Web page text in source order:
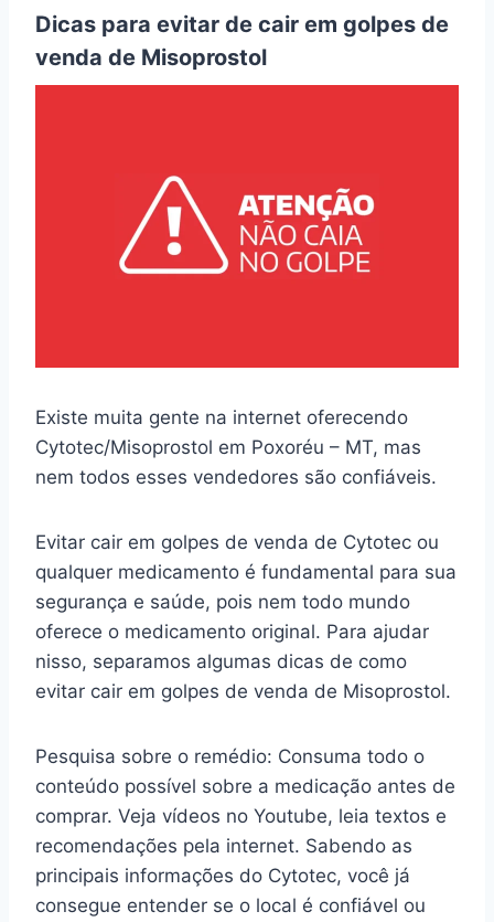
Dicas para evitar de cair em golpes de
venda de Misoprostol
Existe muita gente na internet oferecendo
Cytotec/Misoprostol em Poxoréu – MT, mas
nem todos esses vendedores são confiáveis.
Evitar cair em golpes de venda de Cytotec ou
qualquer medicamento é fundamental para sua
segurança e saúde, pois nem todo mundo
oferece o medicamento original. Para ajudar
nisso, separamos algumas dicas de como
evitar cair em golpes de venda de Misoprostol.
Pesquisa sobre o remédio: Consuma todo o
conteúdo possível sobre a medicação antes de
comprar. Veja vídeos no Youtube, leia textos e
recomendações pela internet. Sabendo as
principais informações do Cytotec, você já
consegue entender se o local é confiável ou